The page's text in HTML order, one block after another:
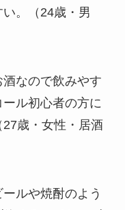
。（24歳・男
酒なので飲みやす
ル初心者の方に
歳・女性・居酒
ルや焼酎のよう